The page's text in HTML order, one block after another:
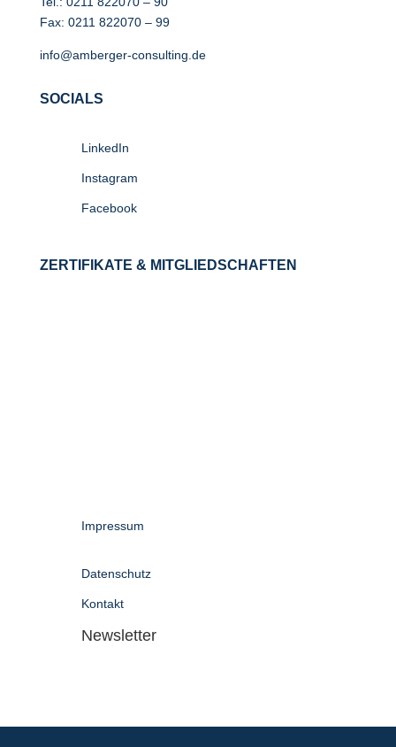
Fax: 0211 822070 – 99
info@amberger-consulting.de
SOCIALS
LinkedIn
Instagram
Facebook
ZERTIFIKATE & MITGLIEDSCHAFTEN
Impressum
Datenschutz
Kontakt
Newsletter